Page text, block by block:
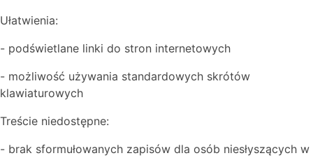
Ułatwienia:
- podświetlane linki do stron internetowych
- możliwość używania standardowych skrótów
klawiaturowych
Treście niedostępne:
- brak sformułowanych zapisów dla osób niesłyszących w